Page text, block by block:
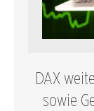
DAX
sowie